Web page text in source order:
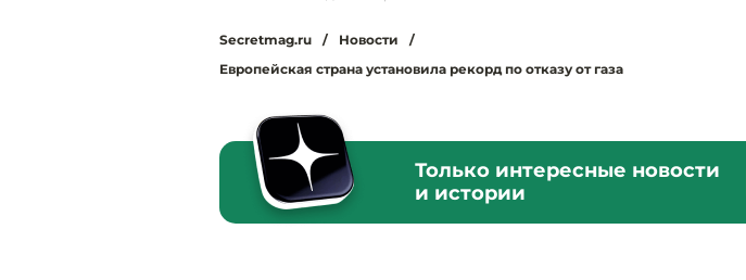
Secretmag.ru / Новости
/
Европейская страна установила рекорд по отказу от газа
Только интересные новости
и истории